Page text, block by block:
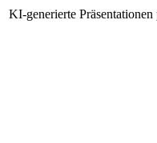
KI-generierte